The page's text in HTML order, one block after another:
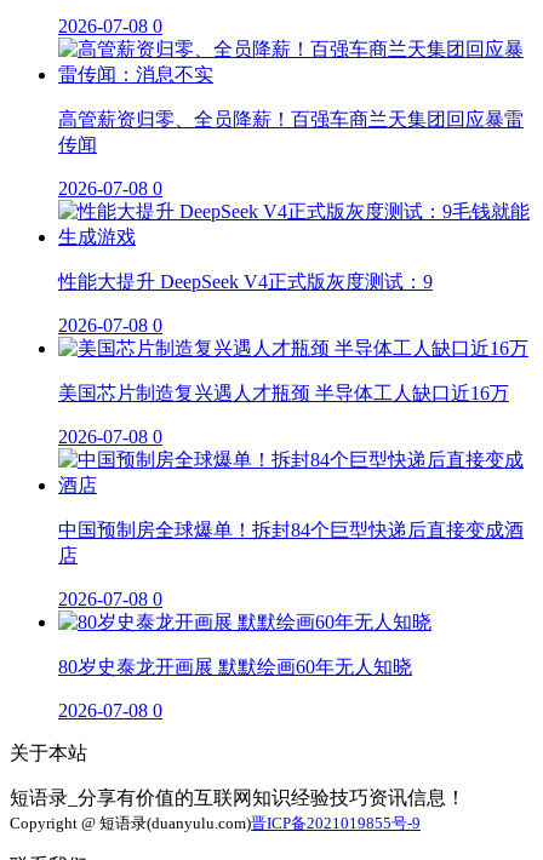
2026-07-08 0
高管薪资归零、全员降薪！百强车商兰天集团回应暴雷
传闻
2026-07-08 0
性能大提升 DeepSeek V4正式版灰度测试：9
2026-07-08 0
美国芯片制造复兴遇人才瓶颈 半导体工人缺口近16万
2026-07-08 0
中国预制房全球爆单！拆封84个巨型快递后直接变成酒
店
2026-07-08 0
80岁史泰龙开画展 默默绘画60年无人知晓
2026-07-08 0
关于本站
短语录_分享有价值的互联网知识经验技巧资讯信息！
Copyright @ 短语录(duanyulu.com)晋ICP备2021019855号-9